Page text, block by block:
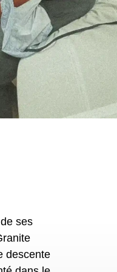
et
âgée
avec
descente